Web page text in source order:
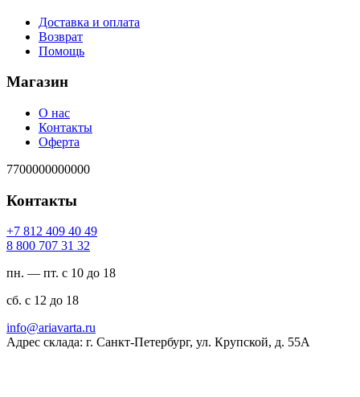
Доставка и оплата
Возврат
Помощь
Магазин
О нас
Контакты
Оферта
7700000000000
Контакты
94 04 904 218 7+
23 13 707 008 8
пн. — пт. с 10 до 18
сб. с 12 до 18
ur.atravaira@ofni
Адрес склада: г. Санкт-Петербург, ул. Крупской, д. 55А